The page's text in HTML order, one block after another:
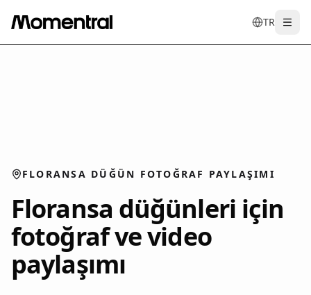
TR
entrdees
FLORANSA DÜĞÜN FOTOĞRAF PAYLAŞIMI
Floransa düğünleri için
fotoğraf ve video
paylaşımı